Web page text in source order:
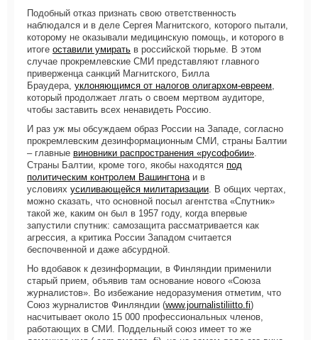
Подобный отказ признать свою ответственность
наблюдался и в деле Сергея Магнитского, которого пытали,
которому не оказывали медицинскую помощь, и которого в
итоге оставили умирать в российской тюрьме. В этом
случае прокремлевские СМИ представляют главного
приверженца санкций Магнитского, Билла
Браудера, уклоняющимся от налогов олигархом-евреем
который продолжает лгать о своем мертвом аудиторе,
чтобы заставить всех ненавидеть Россию.
И раз уж мы обсуждаем образ России на Западе, согласно
прокремлевским дезинформационным СМИ, страны Балтии
– главные виновники распространения «русофобии»
Страны Балтии, кроме того, якобы находятся под
политическим контролем Вашингтона и в
условиях усиливающейся милитаризации . В общих чертах,
можно сказать, что основной посыл агентства «Спутник»
такой же, каким он был в 1957 году, когда впервые
запустили спутник: самозащита рассматривается как
агрессия, а критика России Западом считается
беспочвенной и даже абсурдной.
Но вдобавок к дезинформации, в Финляндии применили
старый прием, объявив там основание нового «Союза
журналистов». Во избежание недоразумения отметим, что
Союз журналистов Финляндии (www.journalistiliitto.fi)
насчитывает около 15 000 профессиональных членов,
работающих в СМИ. Поддельный союз имеет то же